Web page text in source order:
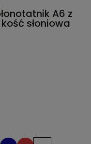
A6 z
słoniowa